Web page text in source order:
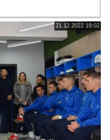
21.12.2022 19:02